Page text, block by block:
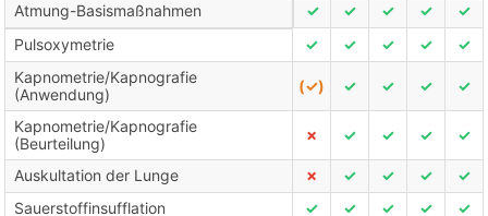
Atmung-Basismaßnahmen ✓ ✓ ✓ ✓
✓
Pulsoxymetrie
✓ ✓ ✓ ✓
✓
Kapnometrie/Kapnografie
(Anwendung)
(✓) ✓ ✓ ✓ ✓
Kapnometrie/Kapnografie
(Beurteilung)
✗ ✓ ✓ ✓ ✓
Auskultation der Lunge ✗ ✓ ✓ ✓
✓
Sauerstoffinsufflation
✓ ✓ ✓ ✓
✓